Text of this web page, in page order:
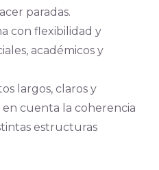
paradas.
con flexibilidad y
académicos y
largos, claros y
cuenta la coherencia
estructuras